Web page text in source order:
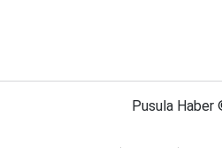
Pusula Haber